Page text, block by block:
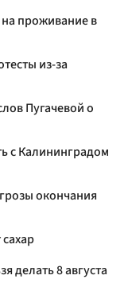
на проживание в
из-за
Пугачевой о
с Калининградом
окончания
делать 8 августа